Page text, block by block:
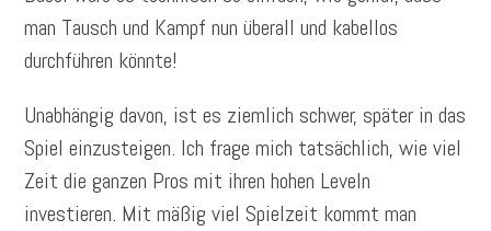
man Tausch und Kampf nun überall und kabellos
durchführen könnte!
Unabhängig davon, ist es ziemlich schwer, später in das
Spiel einzusteigen. Ich frage mich tatsächlich, wie viel
Zeit die ganzen Pros mit ihren hohen Leveln
investieren. Mit mäßig viel Spielzeit kommt man